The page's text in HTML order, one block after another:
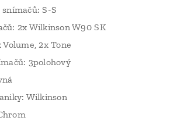
S-S
2x Wilkinson W90 SK
2x Tone
3polohový
Wilkinson